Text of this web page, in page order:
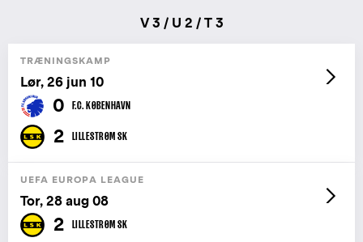
V 3 / U 2 / T 3
TRÆNINGSKAMP
Lør, 26 jun 10
0 F.C. KØBENHAVN
2 LILLESTRØM SK
UEFA EUROPA LEAGUE
Tor, 28 aug 08
2 LILLESTRØM SK